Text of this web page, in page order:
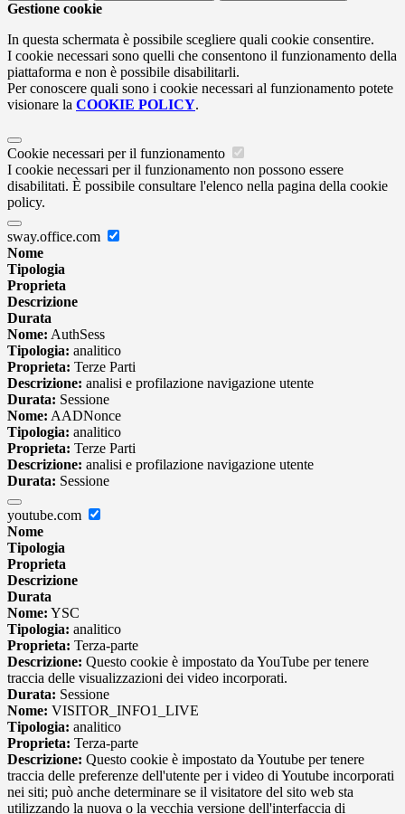
Gestione cookie
In questa schermata è possibile scegliere quali cookie consentire.
I cookie necessari sono quelli che consentono il funzionamento della
piattaforma e non è possibile disabilitarli.
Per conoscere quali sono i cookie necessari al funzionamento potete
visionare la COOKIE POLICY.
Cookie necessari per il funzionamento
I cookie necessari per il funzionamento non possono essere
disabilitati. È possibile consultare l'elenco nella pagina della cookie
policy.
sway.office.com
Nome
Tipologia
Proprieta
Descrizione
Durata
Nome: AuthSess
Tipologia: analitico
Proprieta: Terze Parti
Descrizione: analisi e profilazione navigazione utente
Durata: Sessione
Nome: AADNonce
Tipologia: analitico
Proprieta: Terze Parti
Descrizione: analisi e profilazione navigazione utente
Durata: Sessione
youtube.com
Nome
Tipologia
Proprieta
Descrizione
Durata
Nome: YSC
Tipologia: analitico
Proprieta: Terza-parte
Descrizione: Questo cookie è impostato da YouTube per tenere
traccia delle visualizzazioni dei video incorporati.
Durata: Sessione
Nome: VISITOR_INFO1_LIVE
Tipologia: analitico
Proprieta: Terza-parte
Descrizione: Questo cookie è impostato da Youtube per tenere
traccia delle preferenze dell'utente per i video di Youtube incorporati
nei siti; può anche determinare se il visitatore del sito web sta
utilizzando la nuova o la vecchia versione dell'interfaccia di